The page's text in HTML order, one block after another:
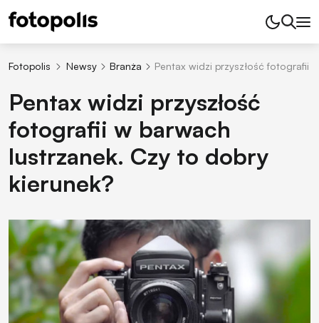
Fotopolis Newsy Branża Pentax widzi przyszłość fotografii
Pentax widzi przyszłość
fotografii w barwach
lustrzanek. Czy to dobry
kierunek?